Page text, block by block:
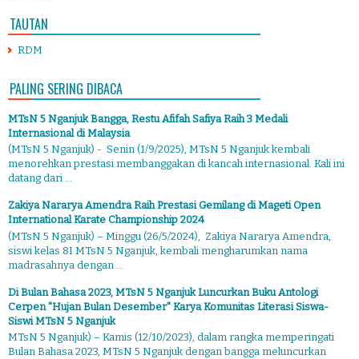
TAUTAN
RDM
PALING SERING DIBACA
MTsN 5 Nganjuk Bangga, Restu Afifah Safiya Raih 3 Medali
Internasional di Malaysia
(MTsN 5 Nganjuk) - Senin (1/9/2025), MTsN 5 Nganjuk kembali
menorehkan prestasi membanggakan di kancah internasional. Kali ini
datang dari ...
Zakiya Nararya Amendra Raih Prestasi Gemilang di Mageti Open
International Karate Championship 2024
(MTsN 5 Nganjuk) – Minggu (26/5/2024), Zakiya Nararya Amendra,
siswi kelas 8I MTsN 5 Nganjuk, kembali mengharumkan nama
madrasahnya dengan ...
Di Bulan Bahasa 2023, MTsN 5 Nganjuk Luncurkan Buku Antologi
Cerpen "Hujan Bulan Desember" Karya Komunitas Literasi Siswa-
Siswi MTsN 5 Nganjuk
MTsN 5 Nganjuk) – Kamis (12/10/2023), dalam rangka memperingati
Bulan Bahasa 2023, MTsN 5 Nganjuk dengan bangga meluncurkan